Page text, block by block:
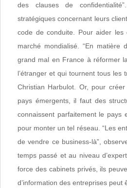
des clauses de
stratégiques concernant leurs
code de conduite. Pour aider
marché mondialisé. “En matière
grand mal en France à réformer
l’étranger et qui tournent tous les
Christian Harbulot. Or, pour
pays émergents, il faut des
connaissent parfaitement le pays
pour monter un tel réseau. “Les
de vendre ce business-là”,
temps passé et au niveau
force des cabinets privés, ils
d’information des entreprises peut